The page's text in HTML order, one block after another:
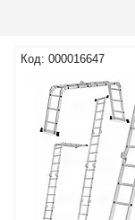
000016647